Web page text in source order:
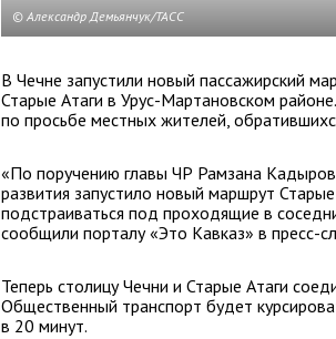
© Александр Демьянчук/ТАСС
В Чечне запустили новый пассажирский
Старые Атаги в Урус-Мартановском
по просьбе местных жителей,
«По поручению главы ЧР Рамзана
развития запустило новый маршрут
подстраиваться под проходящие в
сообщили порталу «Это Кавказ» в пресс-
Теперь столицу Чечни и Старые Атаги
Общественный транспорт будет
в 20 минут.